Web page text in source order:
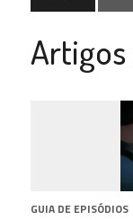
Artigos
GUIA DE EPISÓDIOS